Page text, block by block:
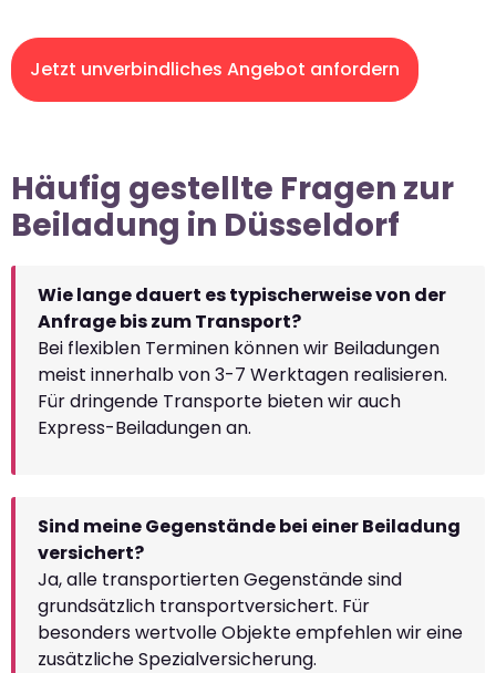
Jetzt unverbindliches Angebot anfordern
Häufig gestellte Fragen zur
Beiladung in Düsseldorf
Wie lange dauert es typischerweise von der
Anfrage bis zum Transport?
Bei flexiblen Terminen können wir Beiladungen
meist innerhalb von 3-7 Werktagen realisieren.
Für dringende Transporte bieten wir auch
Express-Beiladungen an.
Sind meine Gegenstände bei einer Beiladung
versichert?
Ja, alle transportierten Gegenstände sind
grundsätzlich transportversichert. Für
besonders wertvolle Objekte empfehlen wir eine
zusätzliche Spezialversicherung.